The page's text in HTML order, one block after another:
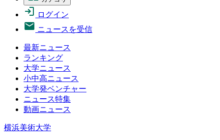
ログイン
ニュースを受信
最新ニュース
ランキング
大学ニュース
小中高ニュース
大学発ベンチャー
ニュース特集
動画ニュース
横浜美術大学